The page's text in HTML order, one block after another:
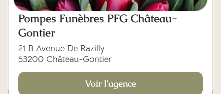
Pompes Funèbres PFG Château-
Gontier
21 B Avenue De Razilly
53200 Château-Gontier
Voir l'agence